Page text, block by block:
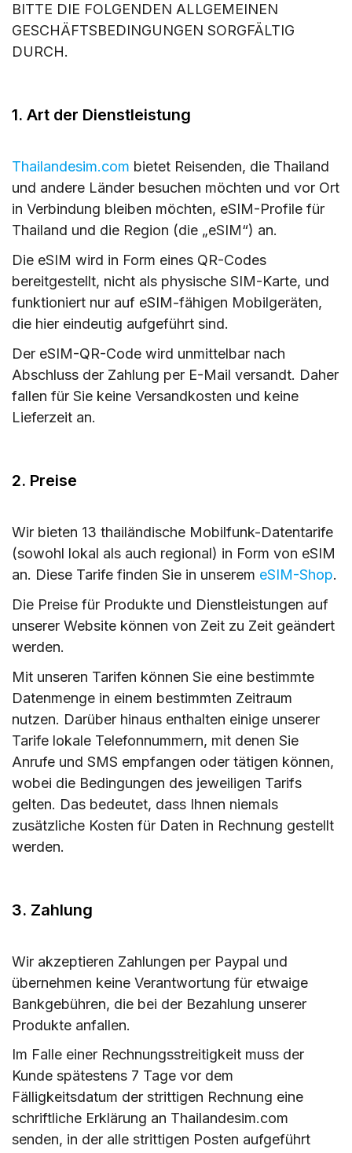
BITTE DIE FOLGENDEN ALLGEMEINEN
GESCHÄFTSBEDINGUNGEN SORGFÄLTIG
DURCH.
1. Art der Dienstleistung
Thailandesim.com bietet Reisenden, die Thailand
und andere Länder besuchen möchten und vor Ort
in Verbindung bleiben möchten, eSIM-Profile für
Thailand und die Region (die „eSIM“) an.
Die eSIM wird in Form eines QR-Codes
bereitgestellt, nicht als physische SIM-Karte, und
funktioniert nur auf eSIM-fähigen Mobilgeräten,
die hier eindeutig aufgeführt sind.
Der eSIM-QR-Code wird unmittelbar nach
Abschluss der Zahlung per E-Mail versandt. Daher
fallen für Sie keine Versandkosten und keine
Lieferzeit an.
2. Preise
Wir bieten 13 thailändische Mobilfunk-Datentarife
(sowohl lokal als auch regional) in Form von eSIM
an. Diese Tarife finden Sie in unserem eSIM-Shop.
Die Preise für Produkte und Dienstleistungen auf
unserer Website können von Zeit zu Zeit geändert
werden.
Mit unseren Tarifen können Sie eine bestimmte
Datenmenge in einem bestimmten Zeitraum
nutzen. Darüber hinaus enthalten einige unserer
Tarife lokale Telefonnummern, mit denen Sie
Anrufe und SMS empfangen oder tätigen können,
wobei die Bedingungen des jeweiligen Tarifs
gelten. Das bedeutet, dass Ihnen niemals
zusätzliche Kosten für Daten in Rechnung gestellt
werden.
3. Zahlung
Wir akzeptieren Zahlungen per Paypal und
übernehmen keine Verantwortung für etwaige
Bankgebühren, die bei der Bezahlung unserer
Produkte anfallen.
Im Falle einer Rechnungsstreitigkeit muss der
Kunde spätestens 7 Tage vor dem
Fälligkeitsdatum der strittigen Rechnung eine
schriftliche Erklärung an Thailandesim.com
senden, in der alle strittigen Posten aufgeführt